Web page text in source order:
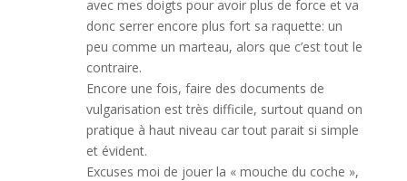
avec mes doigts pour avoir plus de force et va
donc serrer encore plus fort sa raquette: un
peu comme un marteau, alors que c’est tout le
contraire.
Encore une fois, faire des documents de
vulgarisation est très difficile, surtout quand on
pratique à haut niveau car tout parait si simple
et évident.
Excuses moi de jouer la « mouche du coche »,